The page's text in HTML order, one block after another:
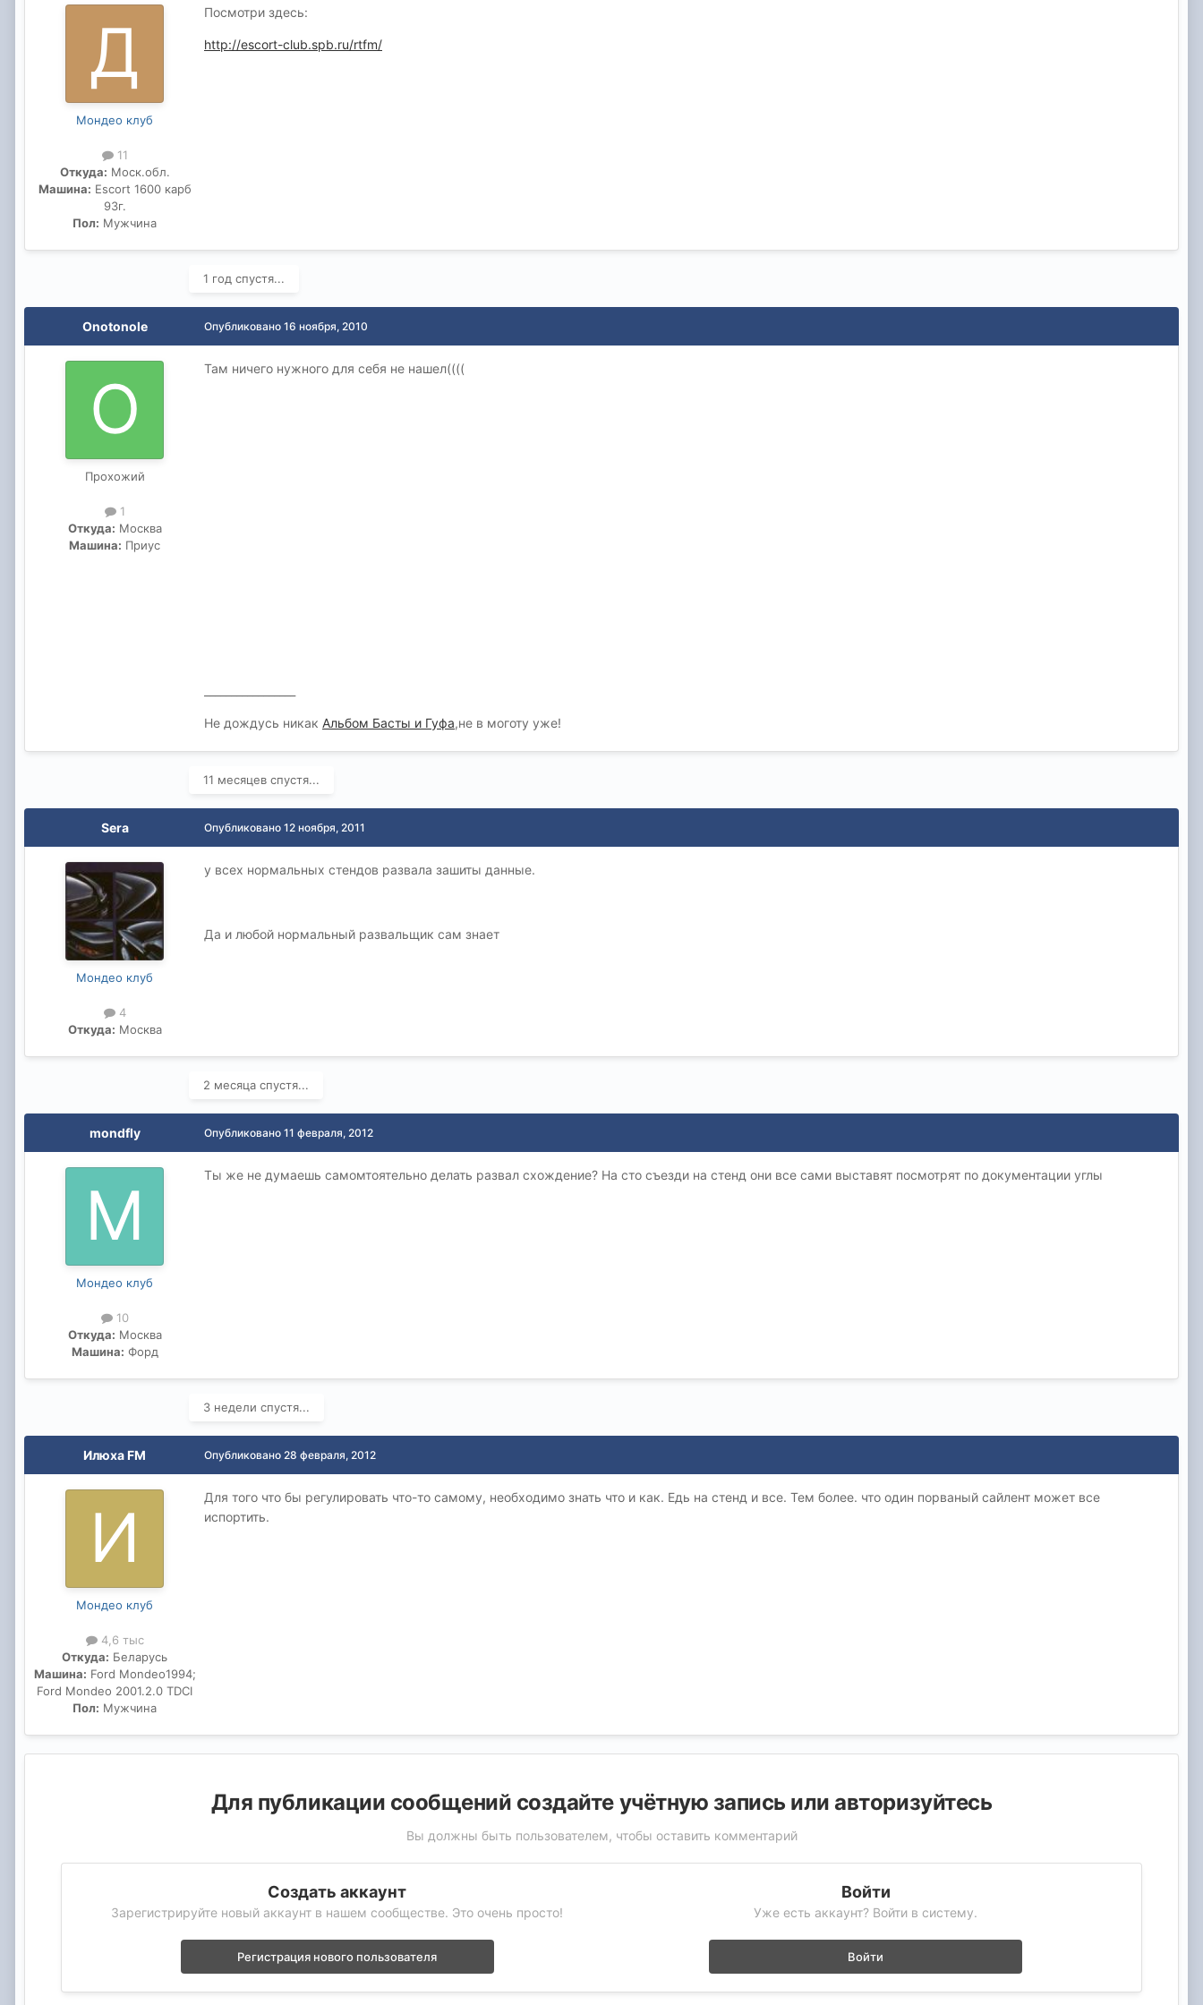
Мондео клуб
11
Откуда: Моск.обл.
Машина: Escort 1600 карб
93г.
Пол: Мужчина
Посмотри здесь:
http://escort-club.spb.ru/rtfm/
1 год спустя...
Onotonole
Прохожий
1
Откуда: Москва
Машина: Приус
Опубликовано 16 ноября, 2010
Там ничего нужного для себя не нашел((((
Не дождусь никак Альбом Басты и Гуфа,не в моготу уже!
11 месяцев спустя...
Sera
Мондео клуб
4
Откуда: Москва
Опубликовано 12 ноября, 2011
у всех нормальных стендов развала зашиты данные.
Да и любой нормальный развальщик сам знает
2 месяца спустя...
mondfly
Мондео клуб
10
Откуда: Москва
Машина: Форд
Опубликовано 11 февраля, 2012
Ты же не думаешь самомтоятельно делать развал схождение? На сто съезди на стенд они все сами выставят посмотрят по документации углы
3 недели спустя...
Илюха FM
Мондео клуб
4,6 тыс
Откуда: Беларусь
Машина: Ford Mondeo1994;
Ford Mondeo 2001.2.0 TDCI
Пол: Мужчина
Опубликовано 28 февраля, 2012
Для того что бы регулировать что-то самому, необходимо знать что и как. Едь на стенд и все. Тем более. что один порваный сайлент может все
испортить.
Для публикации сообщений создайте учётную запись или авторизуйтесь
Вы должны быть пользователем, чтобы оставить комментарий
Создать аккаунт
Зарегистрируйте новый аккаунт в нашем сообществе. Это очень просто!
Регистрация нового пользователя
Войти
Уже есть аккаунт? Войти в систему.
Войти